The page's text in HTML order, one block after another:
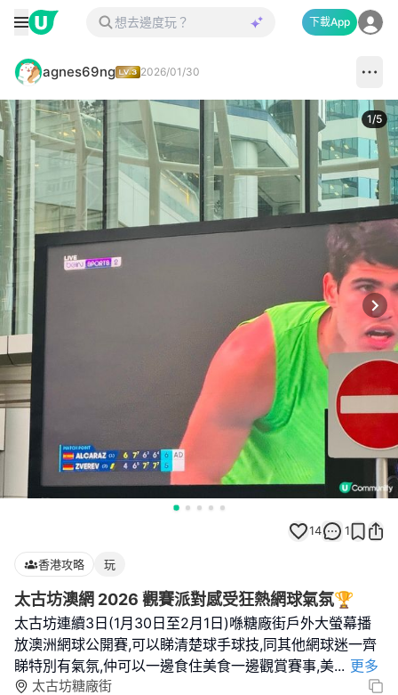
下載App
agnes69ng 2026/01/30
1/5
14 1
香港攻略 玩
太古坊澳網 2026 觀賽派對感受狂熱網球氣氛🏆
太古坊連續3日(1月30日至2月1日)喺糖廠街戶外大螢幕播
放澳洲網球公開賽,可以睇清楚球手球技,同其他網球迷一齊
睇特別有氣氛,仲可以一邊食住美食一邊觀賞賽事,美... 更多
太古坊糖廠街